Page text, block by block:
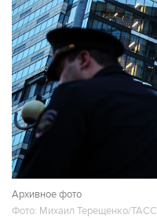
Архивное фото
Фото: Михаил Терещенко/ТАСС